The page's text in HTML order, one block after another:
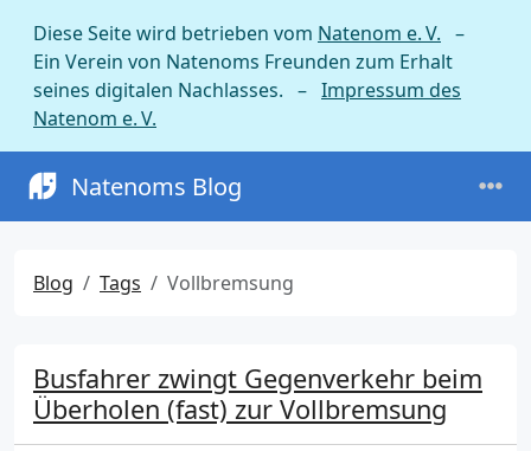
Diese Seite wird betrieben vom Natenom e. V. –
Ein Verein von Natenoms Freunden zum Erhalt
seines digitalen Nachlasses. – Impressum des
Natenom e. V.
Natenoms Blog
Blog Tags Vollbremsung
Busfahrer zwingt Gegenverkehr beim
Überholen (fast) zur Vollbremsung